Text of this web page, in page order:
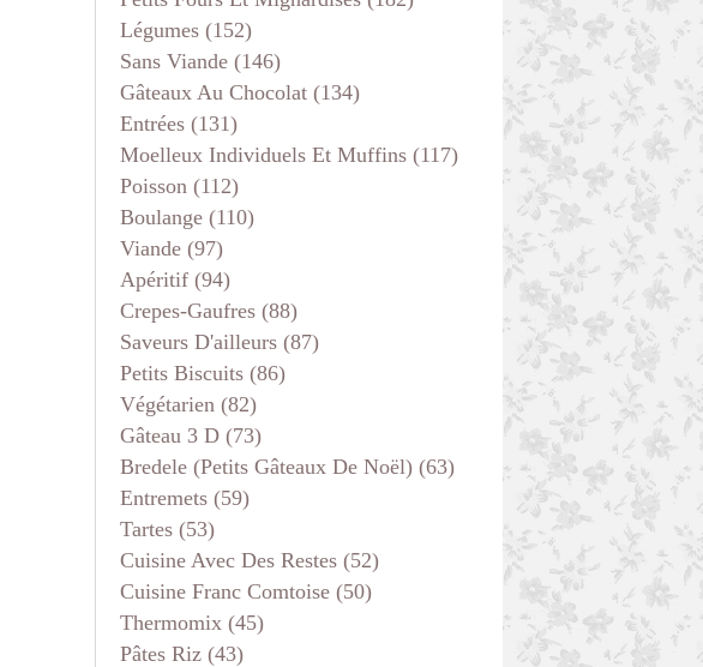
Légumes (152)
Sans Viande (146)
Gâteaux Au Chocolat (134)
Entrées (131)
Moelleux Individuels Et Muffins (117)
Poisson (112)
Boulange (110)
Viande (97)
Apéritif (94)
Crepes-Gaufres (88)
Saveurs D'ailleurs (87)
Petits Biscuits (86)
Végétarien (82)
Gâteau 3 D (73)
Bredele (petits Gâteaux De Noël) (63)
Entremets (59)
Tartes (53)
Cuisine Avec Des Restes (52)
Cuisine Franc Comtoise (50)
Thermomix (45)
Pâtes Riz (43)